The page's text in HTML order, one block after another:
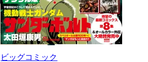
ビッグコミック